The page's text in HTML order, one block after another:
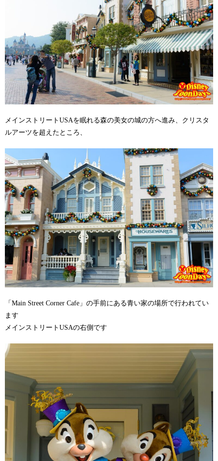
メインストリートUSAを眠れる森の美女の城の方へ進み、クリスタ
ルアーツを超えたところ、
「Main Street Corner Cafe」の手前にある青い家の場所で行われてい
ます
メインストリートUSAの右側です